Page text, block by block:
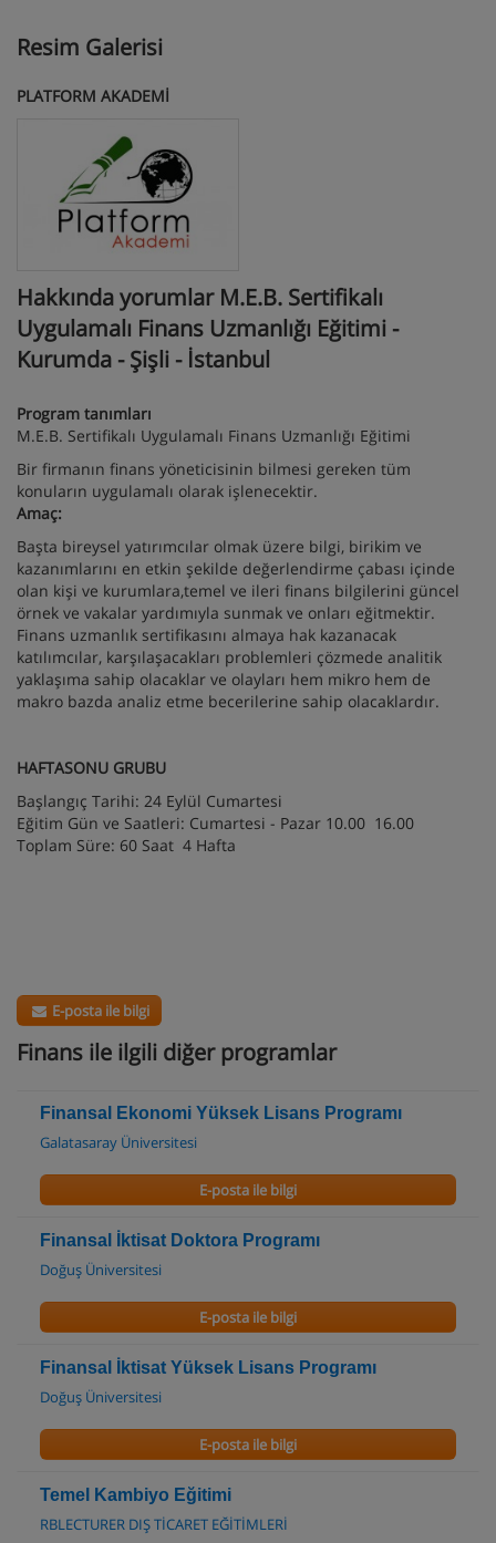
Resim Galerisi
PLATFORM AKADEMİ
Hakkında yorumlar M.E.B. Sertifikalı
Uygulamalı Finans Uzmanlığı Eğitimi -
Kurumda - Şişli - İstanbul
Program tanımları
M.E.B. Sertifikalı Uygulamalı Finans Uzmanlığı Eğitimi
Bir firmanın finans yöneticisinin bilmesi gereken tüm
konuların uygulamalı olarak işlenecektir.
Amaç:
Başta bireysel yatırımcılar olmak üzere bilgi, birikim ve
kazanımlarını en etkin şekilde değerlendirme çabası içinde
olan kişi ve kurumlara,temel ve ileri finans bilgilerini güncel
örnek ve vakalar yardımıyla sunmak ve onları eğitmektir.
Finans uzmanlık sertifikasını almaya hak kazanacak
katılımcılar, karşılaşacakları problemleri çözmede analitik
yaklaşıma sahip olacaklar ve olayları hem mikro hem de
makro bazda analiz etme becerilerine sahip olacaklardır.
HAFTASONU GRUBU
Başlangıç Tarihi: 24 Eylül Cumartesi
Eğitim Gün ve Saatleri: Cumartesi - Pazar 10.00 16.00
Toplam Süre: 60 Saat 4 Hafta
E-posta ile bilgi
Finans ile ilgili diğer programlar
Finansal Ekonomi Yüksek Lisans Programı
Galatasaray Üniversitesi
E-posta ile bilgi
Finansal İktisat Doktora Programı
Doğuş Üniversitesi
E-posta ile bilgi
Finansal İktisat Yüksek Lisans Programı
Doğuş Üniversitesi
E-posta ile bilgi
Temel Kambiyo Eğitimi
RBLECTURER DIŞ TİCARET EĞİTİMLERİ